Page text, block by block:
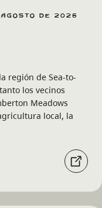
de 2026
región de Sea-to-
los vecinos
Meadows
local, la